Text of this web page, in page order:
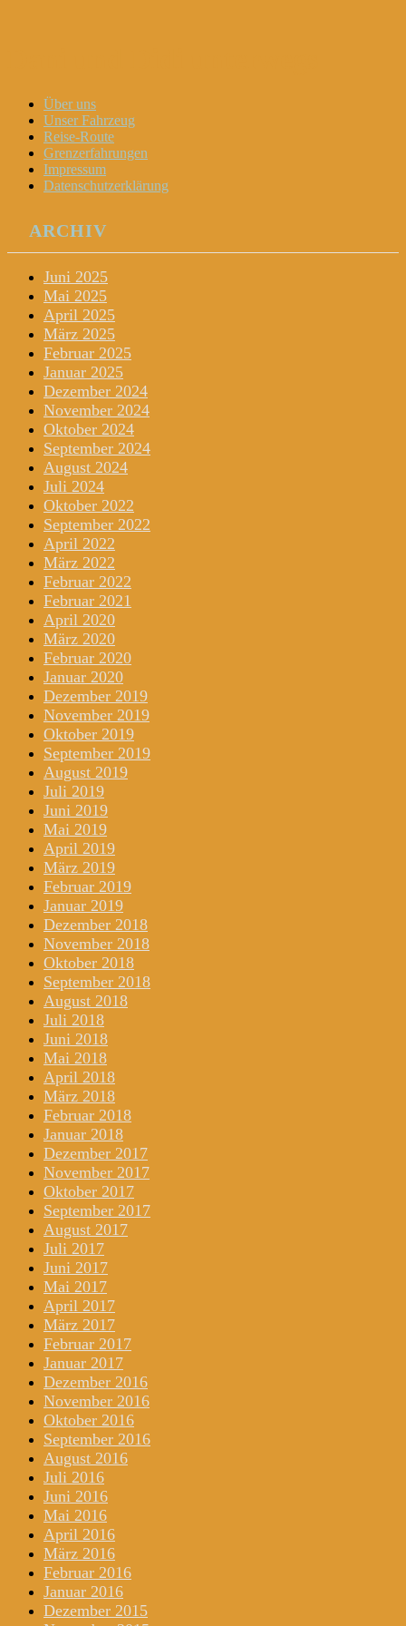
Menu
Widgets
Search
Skip
content
Über uns
Unser Fahrzeug
Reise-Route
Grenzerfahrungen
Impressum
Datenschutzerklärung
ARCHIV
Juni 2025
Mai 2025
April 2025
März 2025
Februar 2025
Januar 2025
Dezember 2024
November 2024
Oktober 2024
September 2024
August 2024
Juli 2024
Oktober 2022
September 2022
April 2022
März 2022
Februar 2022
Februar 2021
April 2020
März 2020
Februar 2020
Januar 2020
Dezember 2019
November 2019
Oktober 2019
September 2019
August 2019
Juli 2019
Juni 2019
Mai 2019
April 2019
März 2019
Februar 2019
Januar 2019
Dezember 2018
November 2018
Oktober 2018
September 2018
August 2018
Juli 2018
Juni 2018
Mai 2018
April 2018
März 2018
Februar 2018
Januar 2018
Dezember 2017
November 2017
Oktober 2017
September 2017
August 2017
Juli 2017
Juni 2017
Mai 2017
April 2017
März 2017
Februar 2017
Januar 2017
Dezember 2016
November 2016
Oktober 2016
September 2016
August 2016
Juli 2016
Juni 2016
Mai 2016
April 2016
März 2016
Februar 2016
Januar 2016
Dezember 2015